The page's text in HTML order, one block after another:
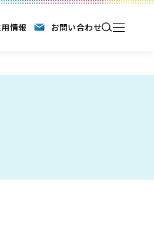
情報 お問い合わせ